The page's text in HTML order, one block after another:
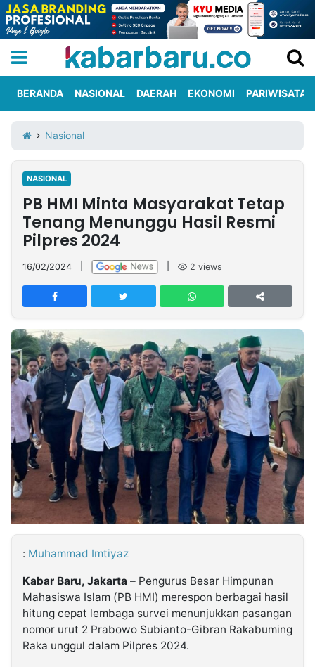
Iklan
Berita
Kami
Nasional
International
Olahraga
Entertainment
Daerah
Pariwisata
Kuliner
Kolom
Network
PT
TREETAN
INDONESIA
Partner
Insight
NTB
Suara
Time
Lens
IDN
Daily
Jogja
Jalan
Rakyat
Idealita
News
Kita
Notice
Dinamikapost.com
Radar
Baru
Seedbacklink
Follow
Kabarbaru
BERANDA NASIONAL DAERAH EKONOMI PARIWISATA
Nasional
NASIONAL
PB HMI Minta Masyarakat Tetap
Tenang Menunggu Hasil Resmi
Pilpres 2024
16/02/2024 2 views
: Muhammad Imtiyaz
Kabar Baru, Jakarta – Pengurus Besar Himpunan
Mahasiswa Islam (PB HMI) merespon berbagai hasil
hitung cepat lembaga survei menunjukkan pasangan
nomor urut 2 Prabowo Subianto-Gibran Rakabuming
Raka unggul dalam Pilpres 2024.